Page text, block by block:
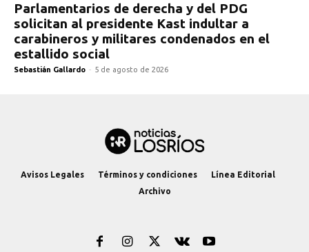
Parlamentarios de derecha y del PDG
solicitan al presidente Kast indultar a
carabineros y militares condenados en el
estallido social
Sebastián Gallardo - 5 de agosto de 2026
Avisos Legales Términos y condiciones
Línea Editorial
Archivo